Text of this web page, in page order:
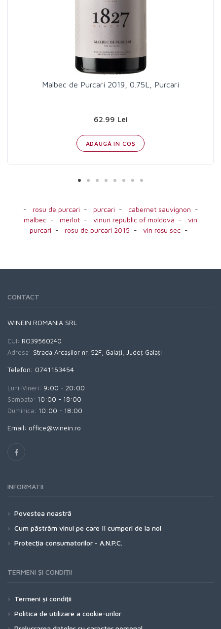
Malbec de Purcari 2019, 0.75L, Purcari
62.99 Lei
ADAUGĂ IN COŞ
- rosu de purcari - purcari - cabernet sauvignon -
malbec - merlot - vinuri republic of moldova - vin
purcari - rosu de purcari 2015 - vin roşu sec-
CONTACT
WINEIN ROMANIA SRL
CUI: RO39560240
Adresa: Strada Arcaşilor nr. 52F, Galaţi, Judeţ Galaţi
Telefon: 0741153454
Luni-Vineri: 9:00 - 20:00
Sambata: 10:00 - 18:00
Duminica: 10:00 - 18:00
Email: office@winein.ro
INFORMATII
Povestea noastră
Cum păstrăm vinul pe care îl cumperi de la noi
Protecţia consumatorilor - A.N.P.C.
TERMENI ŞI CONDIŢII
Termeni şi condiţii
Politica de utilizare a cookie-urilor